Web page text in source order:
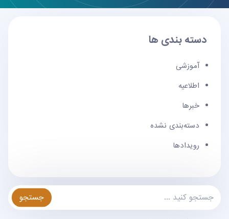
دسته بندی ها
آموزشی
اطلاعیه
خبرها
دسته‌بندی نشده
رویدادها
جستجو